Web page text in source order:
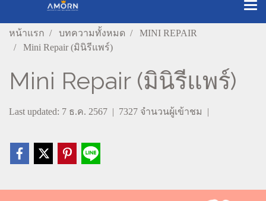
หน้าแรก บทความทั้งหมด
MINI REPAIR
Mini Repair (มินิรีแพร์)
Mini Repair (มินิรีแพร์)
Last updated: 7 ธ.ค. 2567 | 7327 จำนวนผู้เข้าชม |